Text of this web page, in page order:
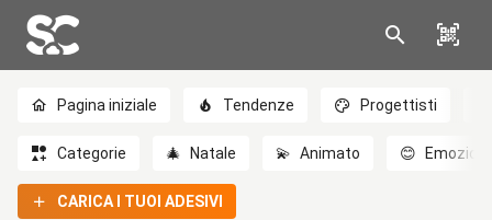
Pagina iniziale Tendenze Progettisti
Categorie 🎄 Natale 💫 Animato 😊 Emozioni
CARICA I TUOI ADESIVI